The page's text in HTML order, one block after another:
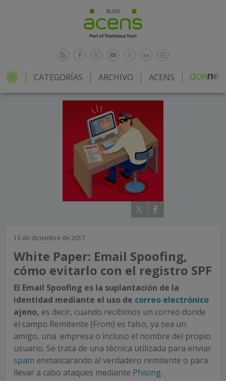
CATEGORÍAS ARCHIVO ACENS
13 de diciembre de 2017
White Paper: Email Spoofing,
cómo evitarlo con el registro SPF
El Email Spoofing es la suplantación de la
identidad mediante el uso de correo electrónico
ajeno, es decir, cuando recibimos un correo donde
el campo Remitente (From) es falso, ya sea un
amigo, una empresa o incluso el nombre del propio
usuario. Se trata de una técnica utilizada para enviar
spam enmascarando al verdadero remitente o para
llevar a cabo ataques mediante Phising.